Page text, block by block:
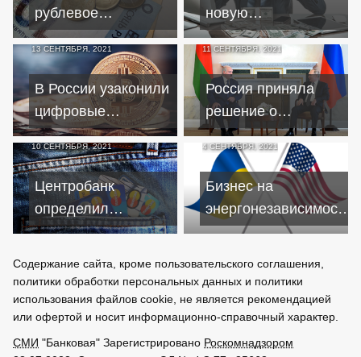
рублевое
кредитование
малого и среднего
бизнеса
новую
мошенническую
уловку
злоумышленников
13 СЕНТЯБРЯ, 2021
В России узаконили
цифровые
финансовые
активы
11 СЕНТЯБРЯ, 2021
Россия приняла
решение о
сокращении
финансовой
поддержки
Беларуси
10 СЕНТЯБРЯ, 2021
Центробанк
определил
критерии для
теневого бизнеса
4 СЕНТЯБРЯ, 2021
Бизнес на
энергонезависимости:
как США
Украине
Содержание сайта, кроме пользовательского соглашения,
политики обработки персональных данных и политики
использования файлов cookie, не является рекомендацией
или офертой и носит информационно-справочный характер.
СМИ "Банковая" Зарегистрировано Роскомнадзором